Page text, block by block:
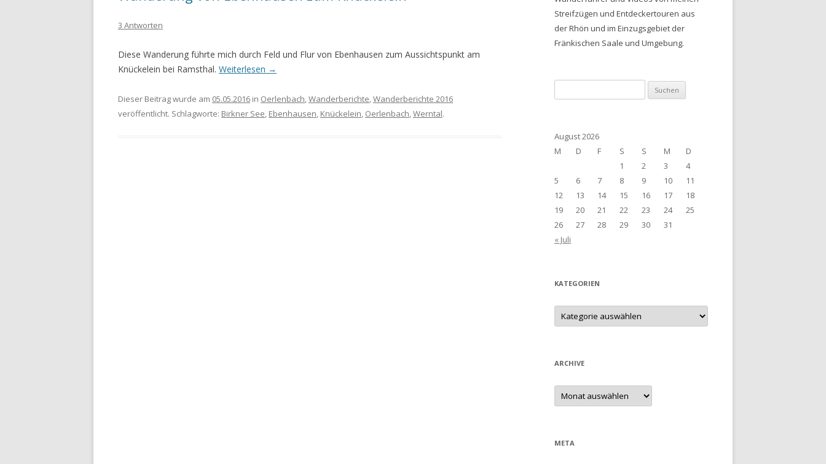
MEINE WANDERUNGEN VOM
KREUZBERG BIS HAMMELBURG
WANDERURLAUB FÜSSEN 2022
WANDERURLAUB IM OBEREN
MAINTAL
3 Antworten
Diese Wanderung führte mich durch Feld und Flur von Ebenhausen zum Aussichtspunkt am
Knückelein bei Ramsthal. Weiterlesen →
Dieser Beitrag wurde am 05.05.2016 in Oerlenbach,Wanderberichte,Wanderberichte 2016
veröffentlicht. Schlagworte: Birkner See, Ebenhausen, Knückelein, Oerlenbach,Werntal.
Streifzügen und Entdeckertouren aus
der Rhön und im Einzugsgebiet der
Fränkischen Saale und Umgebung.
nach:
August 2026
M
D F S S M
D
1
2 3
4
5
6 7 8 9 10
11
12
13 14 15 16 17
18
19
20 21 22 23 24
25
26
27 28 29 30
31
« Juli
KATEGORIEN
Kategorien
ARCHIVE
Archive
META